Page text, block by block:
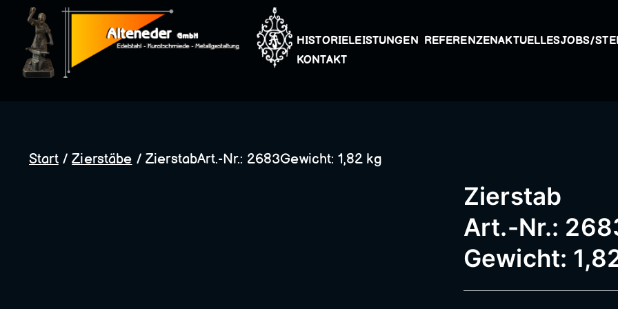
Inhalt
springen
Kunstschmiede
Metallbau,
Schneidermühle,
HISTORIELEISTUNGEN REFERENZENAKTUELLESJOBS/
KONTAKT
Start/Zierstäbe / ZierstabArt.-Nr.: 2683Gewicht: 1,82 kg
Zierstab
Art.-Nr.:
Gewicht: